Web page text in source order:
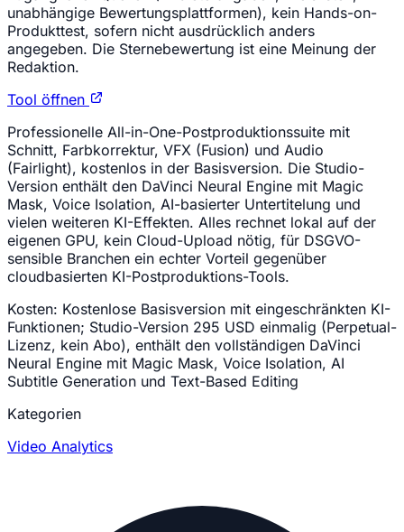
unabhängige Bewertungsplattformen), kein Hands-on-
Produkttest, sofern nicht ausdrücklich anders
angegeben. Die Sternebewertung ist eine Meinung der
Redaktion.
Tool öffnen
Professionelle All-in-One-Postproduktionssuite mit
Schnitt, Farbkorrektur, VFX (Fusion) und Audio
(Fairlight), kostenlos in der Basisversion. Die Studio-
Version enthält den DaVinci Neural Engine mit Magic
Mask, Voice Isolation, AI-basierter Untertitelung und
vielen weiteren KI-Effekten. Alles rechnet lokal auf der
eigenen GPU, kein Cloud-Upload nötig, für DSGVO-
sensible Branchen ein echter Vorteil gegenüber
cloudbasierten KI-Postproduktions-Tools.
Kosten: Kostenlose Basisversion mit eingeschränkten KI-
Funktionen; Studio-Version 295 USD einmalig (Perpetual-
Lizenz, kein Abo), enthält den vollständigen DaVinci
Neural Engine mit Magic Mask, Voice Isolation, AI
Subtitle Generation und Text-Based Editing
Kategorien
Video Analytics